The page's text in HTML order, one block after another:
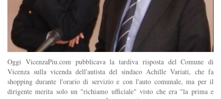
Oggi VicenzaPiu.com pubblicava la tardiva risposta del Comune di
Vicenza sulla vicenda dell'autista del sindaco Achille Variati, che fa
shopping durante l'orario di servizio e con l'auto comunale, ma per il
dirigente merita solo un "richiamo ufficiale" visto che era "la prima e